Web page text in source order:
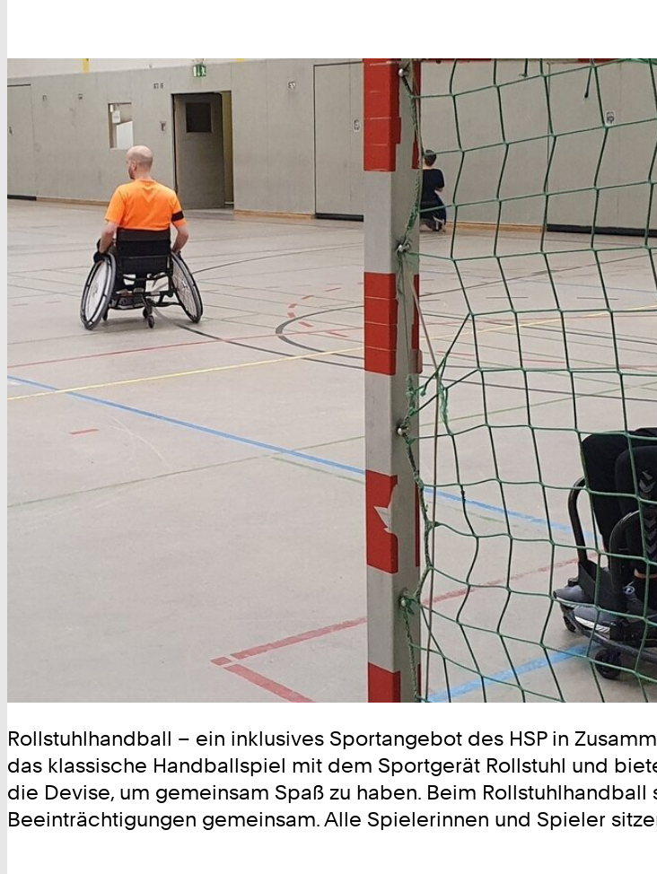
Rollstuhlhandball – ein inklusives Sportangebot des HSP in
das klassische Handballspiel mit dem Sportgerät Rollstuhl und
die Devise, um gemeinsam Spaß zu haben. Beim
Beeinträchtigungen gemeinsam. Alle Spielerinnen und Spieler